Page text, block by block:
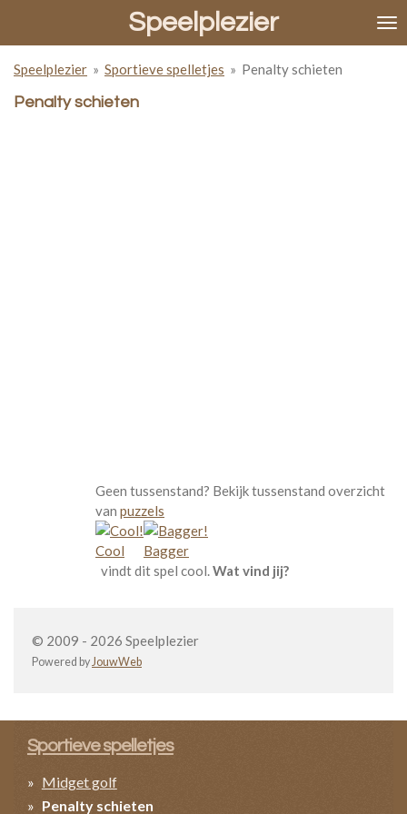
de
hoofdinhoud
Speelplezier
Speelplezier » Sportieve spelletjes » Penalty schieten
Penalty schieten
Geen tussenstand? Bekijk tussenstand overzicht
van puzzels
Cool
Bagger
vindt dit spel cool.Wat vind jij?
© 2009 - 2026 Speelplezier
Powered byJouwWeb
Sportieve spelletjes
Midget golf
Penalty schieten